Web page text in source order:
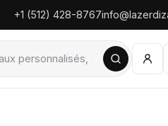
+1 (512) 428-8767